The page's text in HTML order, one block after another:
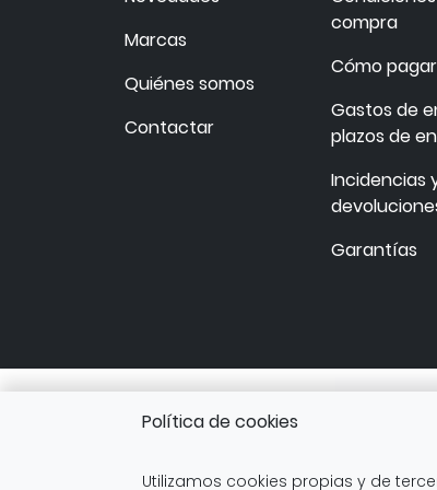
Marcas
Quiénes somos
Contactar
compra
Cómo pagar
Gastos de
plazos de
Incidencias
Garantías
Política de cookies
Utilizamos cookies propias y de